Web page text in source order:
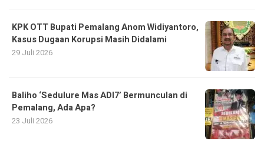
KPK OTT Bupati Pemalang Anom Widiyantoro,
Kasus Dugaan Korupsi Masih Didalami
29 Juli 2026
Baliho ‘Sedulure Mas ADI7’ Bermunculan di
Pemalang, Ada Apa?
23 Juli 2026